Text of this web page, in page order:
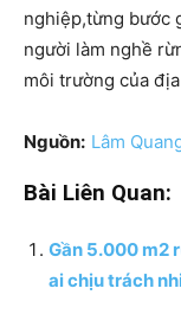
nghiệp,từng bước
người làm nghề
môi trường của
Nguồn: Lâm
Bài Liên Quan:
Gần 5.000 m2
ai chịu trách